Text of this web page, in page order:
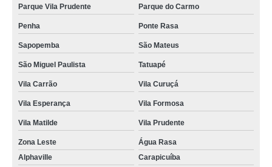
Parque Vila Prudente Parque do Carmo
Penha Ponte Rasa
Sapopemba São Mateus
São Miguel Paulista Tatuapé
Vila Carrão Vila Curuçá
Vila Esperança Vila Formosa
Vila Matilde Vila Prudente
Zona Leste
Água Rasa
Alphaville
Carapicuíba